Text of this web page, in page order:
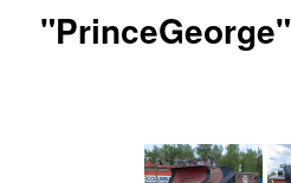
"PrinceGeorge"